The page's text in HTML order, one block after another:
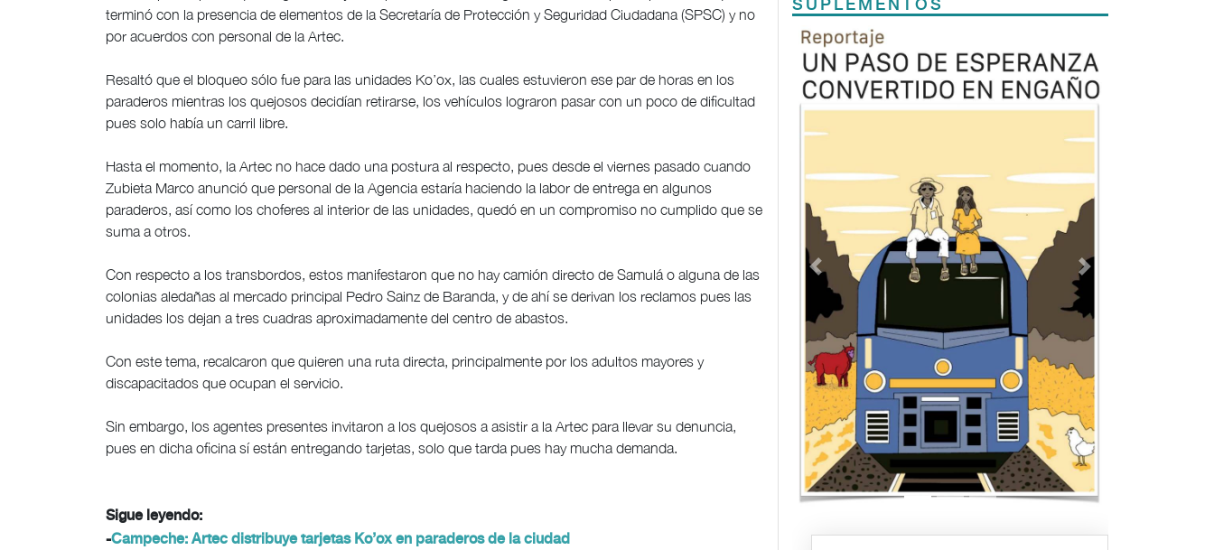
terminó con la presencia de elementos de la Secretaría de Protección y Seguridad Ciudadana (SPSC) y no
por acuerdos con personal de la Artec.
Resaltó que el bloqueo sólo fue para las unidades Ko’ox, las cuales estuvieron ese par de horas en los
paraderos mientras los quejosos decidían retirarse, los vehículos lograron pasar con un poco de dificultad
pues solo había un carril libre.
Hasta el momento, la Artec no hace dado una postura al respecto, pues desde el viernes pasado cuando
Zubieta Marco anunció que personal de la Agencia estaría haciendo la labor de entrega en algunos
paraderos, así como los choferes al interior de las unidades, quedó en un compromiso no cumplido que se
suma a otros.
Con respecto a los transbordos, estos manifestaron que no hay camión directo de Samulá o alguna de las
colonias aledañas al mercado principal Pedro Sainz de Baranda, y de ahí se derivan los reclamos pues las
unidades los dejan a tres cuadras aproximadamente del centro de abastos.
Con este tema, recalcaron que quieren una ruta directa, principalmente por los adultos mayores y
discapacitados que ocupan el servicio.
Sin embargo, los agentes presentes invitaron a los quejosos a asistir a la Artec para llevar su denuncia,
pues en dicha oficina sí están entregando tarjetas, solo que tarda pues hay mucha demanda.
Sigue leyendo:
-Campeche: Artec distribuye tarjetas Ko’ox en paraderos de la ciudad
SUPLEMENTOS
Previous Next